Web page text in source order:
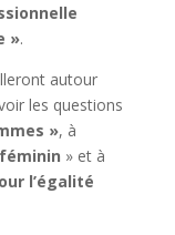
».
autour
les questions
», à
» et à
l’égalité